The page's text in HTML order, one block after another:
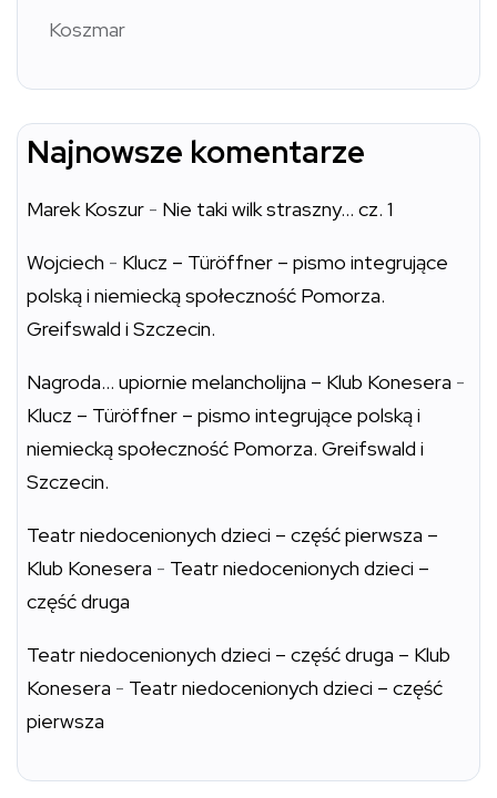
Koszmar
Najnowsze komentarze
Marek Koszur - Nie taki wilk straszny… cz. 1
Wojciech - Klucz – Türöffner – pismo integrujące
polską i niemiecką społeczność Pomorza.
Greifswald i Szczecin.
Nagroda… upiornie melancholijna – Klub Konesera -
Klucz – Türöffner – pismo integrujące polską i
niemiecką społeczność Pomorza. Greifswald i
Szczecin.
Teatr niedocenionych dzieci – część pierwsza –
Klub Konesera - Teatr niedocenionych dzieci –
część druga
Teatr niedocenionych dzieci – część druga – Klub
Konesera - Teatr niedocenionych dzieci – część
pierwsza